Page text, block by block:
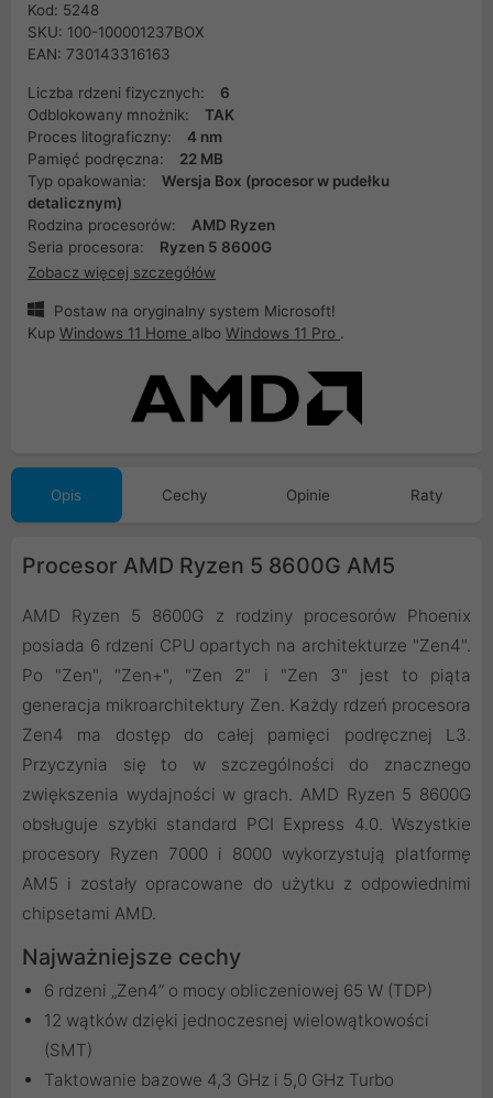
Kod: 5248
SKU: 100-100001237BOX
EAN: 730143316163
Liczba rdzeni fizycznych:
6
Odblokowany mnożnik:
TAK
Proces litograficzny:
4 nm
Pamięć podręczna:
22 MB
Typ opakowania:
Wersja Box (procesor w pudełku
detalicznym)
Rodzina procesorów:
AMD Ryzen
Seria procesora:
Ryzen 5 8600G
Zobacz więcej szczegółów
Postaw na oryginalny system Microsoft!
Kup Windows 11 Home albo Windows 11 Pro .
Opis Cechy Opinie Raty
Procesor AMD Ryzen 5 8600G AM5
AMD Ryzen 5 8600G z rodziny procesorów Phoenix
posiada 6 rdzeni CPU opartych na architekturze "Zen4".
Po "Zen", "Zen+", "Zen 2" i "Zen 3" jest to piąta
generacja mikroarchitektury Zen. Każdy rdzeń procesora
Zen4 ma dostęp do całej pamięci podręcznej L3.
Przyczynia się to w szczególności do znacznego
zwiększenia wydajności w grach. AMD Ryzen 5 8600G
obsługuje szybki standard PCI Express 4.0. Wszystkie
procesory Ryzen 7000 i 8000 wykorzystują platformę
AM5 i zostały opracowane do użytku z odpowiednimi
chipsetami AMD.
Najważniejsze cechy
6 rdzeni „Zen4” o mocy obliczeniowej 65 W (TDP)
12 wątków dzięki jednoczesnej wielowątkowości
(SMT)
Taktowanie bazowe 4,3 GHz i 5,0 GHz Turbo